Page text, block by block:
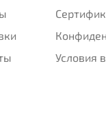
Условия